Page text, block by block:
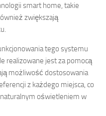
smart home, takie
zwiększają
tego systemu
realizowane jest za pomocą
możliwość dostosowania
z każdego miejsca, co
oświetleniem w